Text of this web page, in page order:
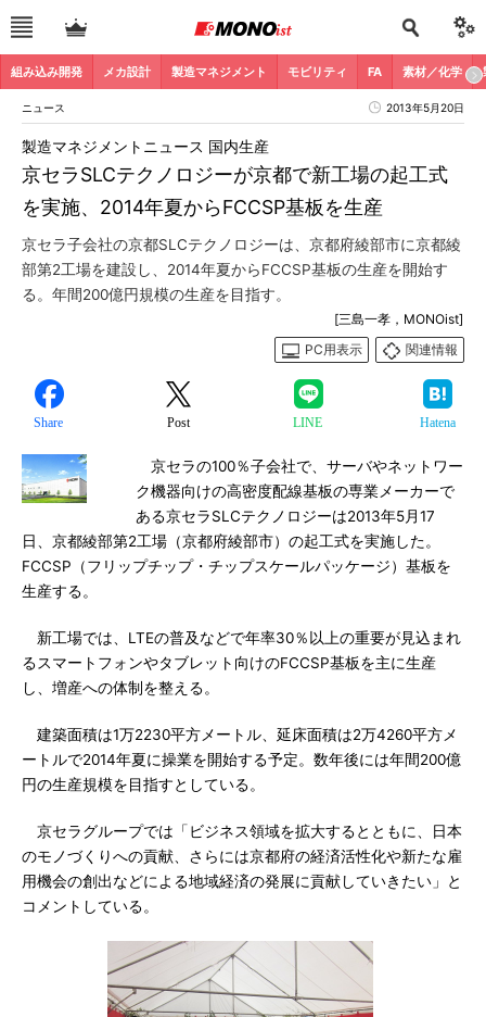
組み込み開発 メカ設計 製造マネジメント モビリティ FA 素材／化学
ニュース 2013年5月20日
京セラSLCテクノロジーが京都で新工場の起工式
を実施、2014年夏からFCCSP基板を生産
製造マネジメントニュース 国内生産
京セラ子会社の京都SLCテクノロジーは、京都府綾部市に京都綾
部第2工場を建設し、2014年夏からFCCSP基板の生産を開始す
る。年間200億円規模の生産を目指す。
[三島一孝，MONOist]
PC用表示
関連情報
Share Post LINE Hatena
京セラの100％子会社で、サーバやネットワー
ク機器向けの高密度配線基板の専業メーカーで
ある京セラSLCテクノロジーは2013年5月17
日、京都綾部第2工場（京都府綾部市）の起工式を実施した。
FCCSP（フリップチップ・チップスケールパッケージ）基板を
生産する。
新工場では、LTEの普及などで年率30％以上の重要が見込まれ
るスマートフォンやタブレット向けのFCCSP基板を主に生産
し、増産への体制を整える。
建築面積は1万2230平方メートル、延床面積は2万4260平方メ
ートルで2014年夏に操業を開始する予定。数年後には年間200億
円の生産規模を目指すとしている。
京セラグループでは「ビジネス領域を拡大するとともに、日本
のモノづくりへの貢献、さらには京都府の経済活性化や新たな雇
用機会の創出などによる地域経済の発展に貢献していきたい」と
コメントしている。